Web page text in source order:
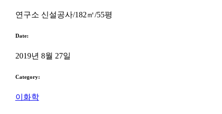
연구소 신설공사/182㎡/55평
Date:
2019년 8월 27일
Category:
이화학